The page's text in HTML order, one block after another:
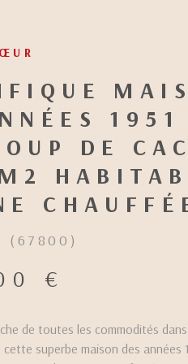
MAISON
1951
DE
les commodités dans un
maison des années 1951